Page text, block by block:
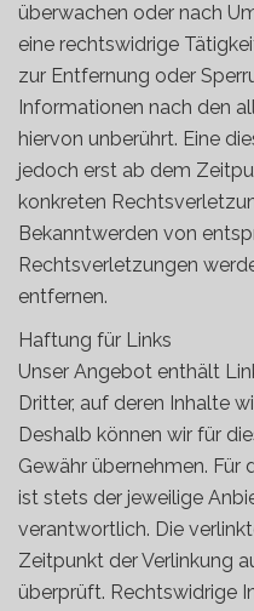
überwachen oder nach
eine rechtswidrige
zur Entfernung oder
Informationen nach den
hiervon unberührt. Eine
jedoch erst ab dem
konkreten
Bekanntwerden von
Rechtsverletzungen
entfernen.
Haftung für Links
Unser Angebot enthält
Dritter, auf deren Inhalte
Deshalb können wir für
Gewähr übernehmen. Für
ist stets der jeweilige
verantwortlich. Die
Zeitpunkt der Verlinkung
überprüft. Rechtswidrige